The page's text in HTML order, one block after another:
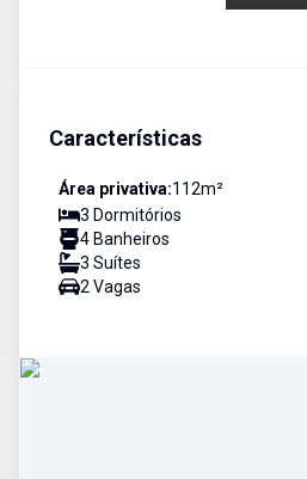
Características
Área privativa:112m²
3 Dormitórios
4 Banheiros
3 Suítes
2 Vagas